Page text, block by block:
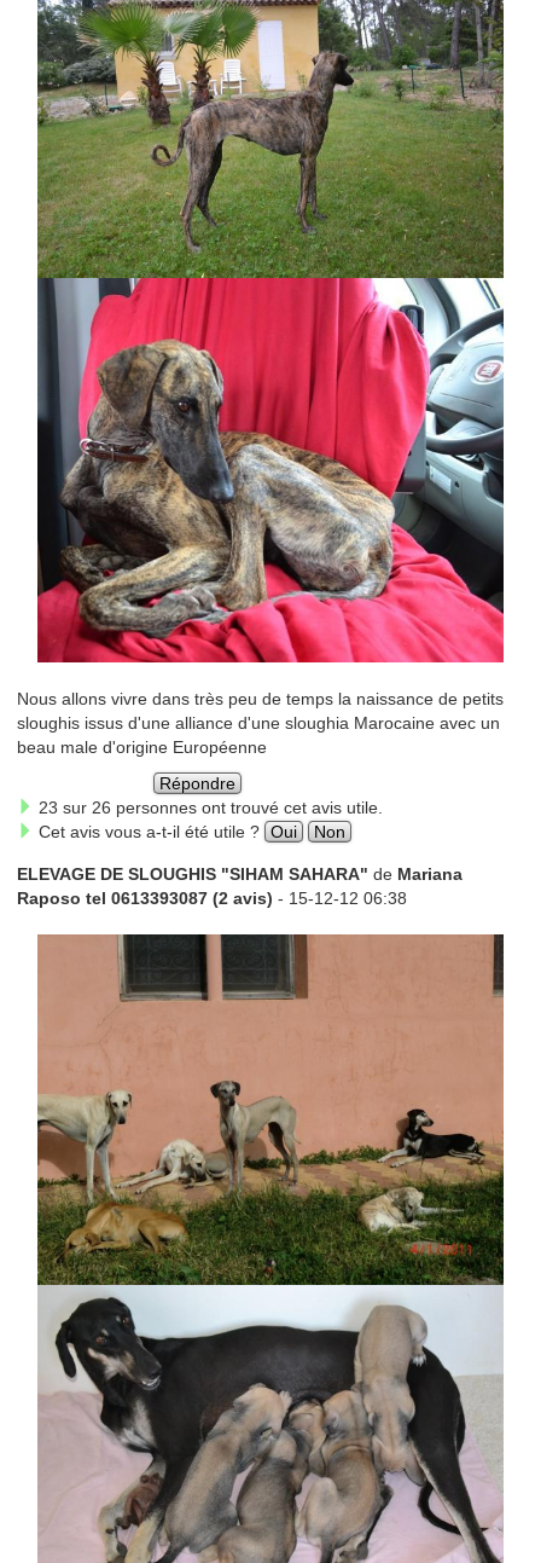
Nous allons vivre dans très peu de temps la naissance de petits
sloughis issus d'une alliance d'une sloughia Marocaine avec un
beau male d'origine Européenne
Répondre
23 sur 26 personnes ont trouvé cet avis utile.
Cet avis vous a-t-il été utile ? Oui Non
ELEVAGE DE SLOUGHIS "SIHAM SAHARA" de Mariana
Raposo tel 0613393087 (2 avis) - 15-12-12 06:38